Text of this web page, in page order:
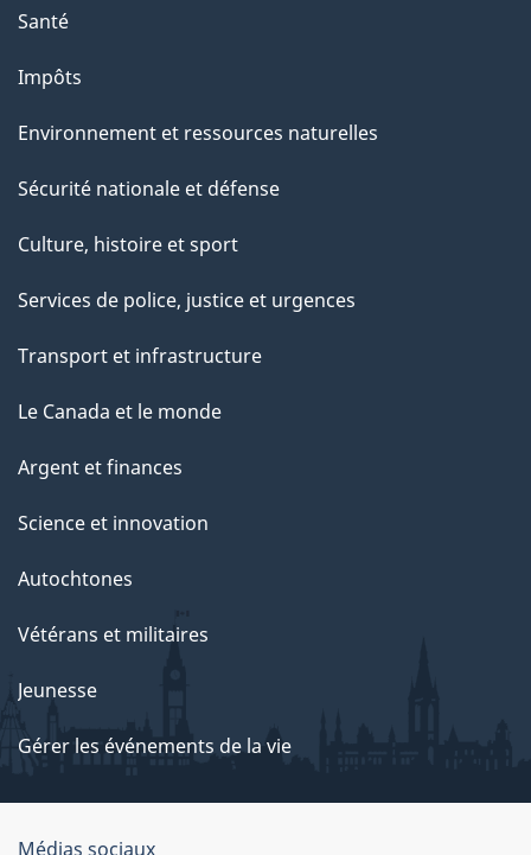
Santé
Impôts
Environnement et ressources naturelles
Sécurité nationale et défense
Culture, histoire et sport
Services de police, justice et urgences
Transport et infrastructure
Le Canada et le monde
Argent et finances
Science et innovation
Autochtones
Vétérans et militaires
Jeunesse
Gérer les événements de la vie
Médias sociaux